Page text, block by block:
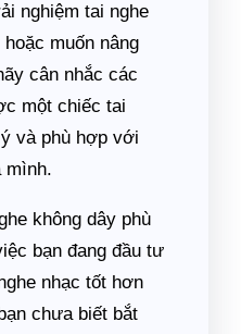
nghiệm tai nghe
muốn nâng
cân nhắc các
một chiếc tai
và phù hợp với
mình.
không dây phù
bạn đang đầu tư
nhạc tốt hơn
chưa biết bắt